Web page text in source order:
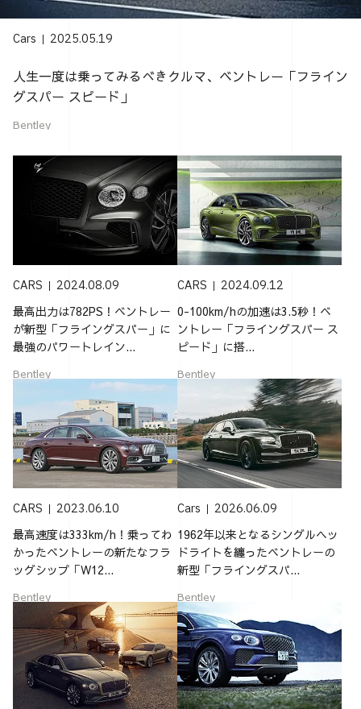
Cars 2025.05.19
人生一度は乗ってみるべきクルマ、ベントレー「フライン
グスパー スピード」
Bentley
CARS 2024.08.09
最高出力は782PS！ベントレー
が新型「フライングスパー」に
最強のパワートレイン...
Bentley
CARS 2024.09.12
0-100km/hの加速は3.5秒！ベ
ントレー「フライングスパー ス
ピード」に搭...
Bentley
CARS 2023.06.10
最高速度は333km/h！乗ってわ
かったベントレーの新たなフラ
ッグシップ「W12...
Bentley
Cars 2026.06.09
1962年以来となるシングルヘッ
ドライトを纏ったベントレーの
新型「フライングスパ...
Bentley